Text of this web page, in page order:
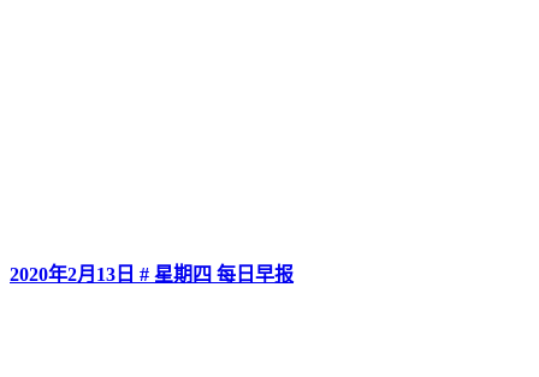
2020年2月13日 # 星期四 每日早报